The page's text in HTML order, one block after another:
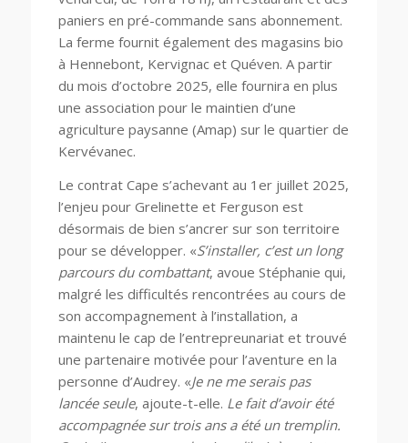
paniers en pré-commande sans abonnement.
La ferme fournit également des magasins bio
à Hennebont, Kervignac et Quéven. A partir
du mois d’octobre 2025, elle fournira en plus
une association pour le maintien d’une
agriculture paysanne (Amap) sur le quartier de
Kervévanec.
Le contrat Cape s’achevant au 1er juillet 2025,
l’enjeu pour Grelinette et Ferguson est
désormais de bien s’ancrer sur son territoire
pour se développer. «S’installer, c’est un long
parcours du combattant, avoue Stéphanie qui,
malgré les difficultés rencontrées au cours de
son accompagnement à l’installation, a
maintenu le cap de l’entrepreunariat et trouvé
une partenaire motivée pour l’aventure en la
personne d’Audrey. «Je ne me serais pas
lancée seule, ajoute-t-elle. Le fait d’avoir été
accompagnée sur trois ans a été un tremplin.